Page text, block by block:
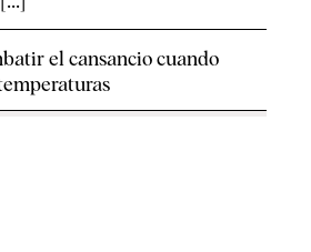
el cansancio​ cuando